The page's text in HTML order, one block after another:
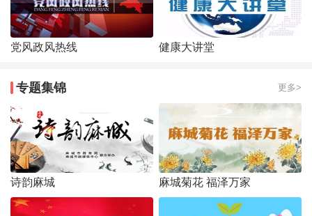
党风政风热线 健康大讲堂
专题集锦 更多>
诗韵麻城 麻城菊花 福泽万家